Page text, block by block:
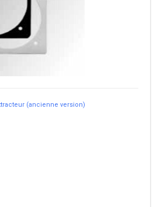
(ancienne version)